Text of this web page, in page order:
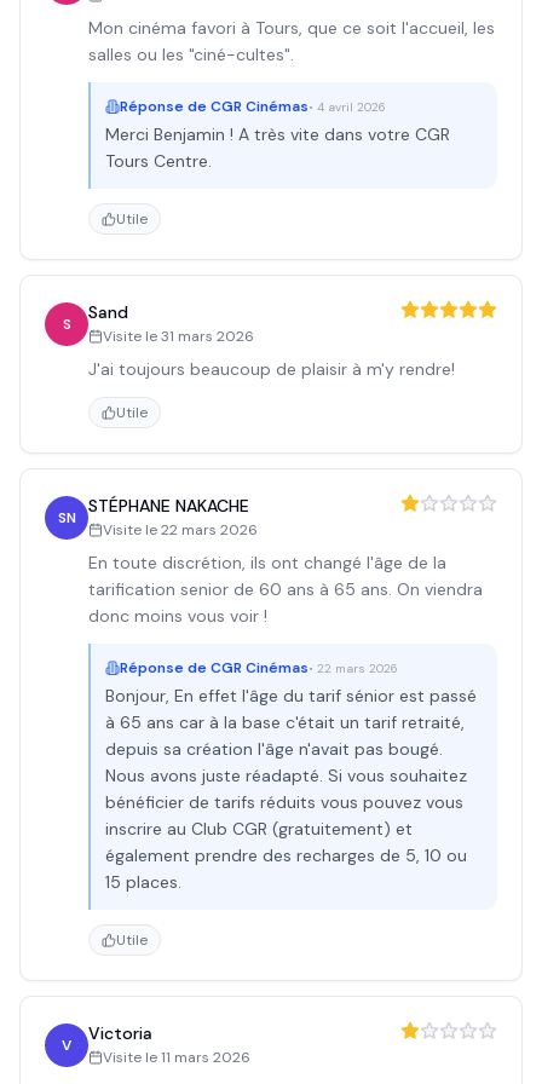
Mon cinéma favori à Tours, que ce soit l'accueil, les
salles ou les "ciné-cultes".
Réponse de CGR Cinémas• 4 avril 2026
Merci Benjamin ! A très vite dans votre CGR
Tours Centre.
Utile
S
Sand
Visite le31 mars 2026
J'ai toujours beaucoup de plaisir à m'y rendre!
Utile
SN
STÉPHANE NAKACHE
Visite le22 mars 2026
En toute discrétion, ils ont changé l'âge de la
tarification senior de 60 ans à 65 ans. On viendra
donc moins vous voir !
Réponse de CGR Cinémas• 22 mars 2026
Bonjour, En effet l'âge du tarif sénior est passé
à 65 ans car à la base c'était un tarif retraité,
depuis sa création l'âge n'avait pas bougé.
Nous avons juste réadapté. Si vous souhaitez
bénéficier de tarifs réduits vous pouvez vous
inscrire au Club CGR (gratuitement) et
également prendre des recharges de 5, 10 ou
15 places.
Utile
V
Victoria
Visite le11 mars 2026